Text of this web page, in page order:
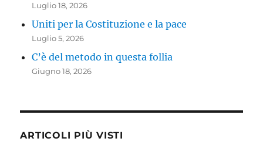
Luglio 18, 2026
Uniti per la Costituzione e la pace
Luglio 5, 2026
C’è del metodo in questa follia
Giugno 18, 2026
ARTICOLI PIÙ VISTI